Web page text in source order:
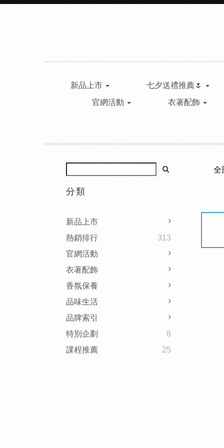
新品上市
七夕送禮推薦🌷
官網活動
衣著配飾
分類
新品上市
熱銷排行
313
官網活動
衣著配飾
香氛保養
品味生活
品牌索引
特別企劃
8
課程推薦
25
全